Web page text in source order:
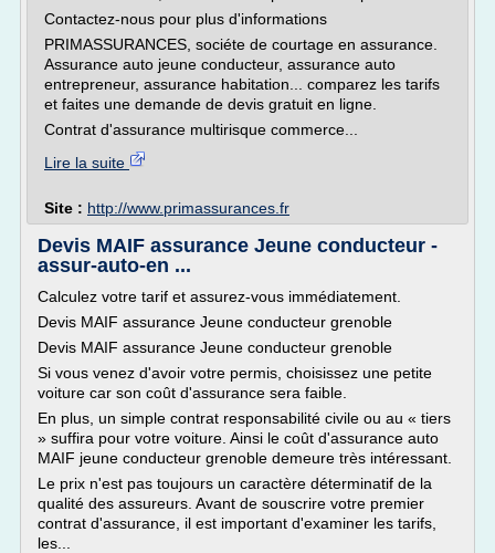
Contactez-nous pour plus d'informations
PRIMASSURANCES, sociéte de courtage en assurance.
Assurance auto jeune conducteur, assurance auto
entrepreneur, assurance habitation... comparez les tarifs
et faites une demande de devis gratuit en ligne.
Contrat d'assurance multirisque commerce...
Lire la suite
Site : http://www.primassurances.fr
Devis MAIF assurance Jeune conducteur -
assur-auto-en ...
Calculez votre tarif et assurez-vous immédiatement.
Devis MAIF assurance Jeune conducteur grenoble
Devis MAIF assurance Jeune conducteur grenoble
Si vous venez d'avoir votre permis, choisissez une petite
voiture car son coût d'assurance sera faible.
En plus, un simple contrat responsabilité civile ou au « tiers
» suffira pour votre voiture. Ainsi le coût d'assurance auto
MAIF jeune conducteur grenoble demeure très intéressant.
Le prix n'est pas toujours un caractère déterminatif de la
qualité des assureurs. Avant de souscrire votre premier
contrat d'assurance, il est important d'examiner les tarifs,
les...